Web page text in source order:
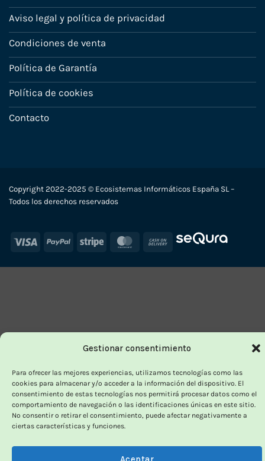
Gestionar consentimiento
Para ofrecer las mejores experiencias, utilizamos tecnologías como las
cookies para almacenar y/o acceder a la información del dispositivo. El
consentimiento de estas tecnologías nos permitirá procesar datos como el
comportamiento de navegación o las identificaciones únicas en este sitio.
No consentir o retirar el consentimiento, puede afectar negativamente a
ciertas características y funciones.
Aviso legal y política de privacidad
Condiciones de venta
Política de Garantía
Política de cookies
Contacto
Copyright 2022-2025 © Ecosistemas Informáticos España SL –
Todos los derechos reservados
Visa PayPal Stripe MasterCard
Cash